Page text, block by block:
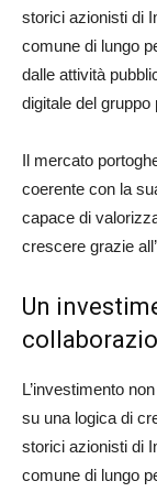
storici azionisti di
comune di lungo
dalle attività
digitale del gruppo
Il mercato
coerente con la
capace di
crescere grazie
Un
L’investimento
su una logica di
storici azionisti di
comune di lungo